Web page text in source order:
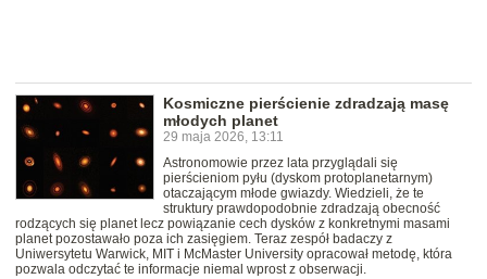
Kosmiczne pierścienie zdradzają masę
młodych planet
29 maja 2026, 13:11
Astronomowie przez lata przyglądali się
pierścieniom pyłu (dyskom protoplanetarnym)
otaczającym młode gwiazdy. Wiedzieli, że te
struktury prawdopodobnie zdradzają obecność
rodzących się planet lecz powiązanie cech dysków z konkretnymi masami
planet pozostawało poza ich zasięgiem. Teraz zespół badaczy z
Uniwersytetu Warwick, MIT i McMaster University opracował metodę, która
pozwala odczytać te informacje niemal wprost z obserwacji.